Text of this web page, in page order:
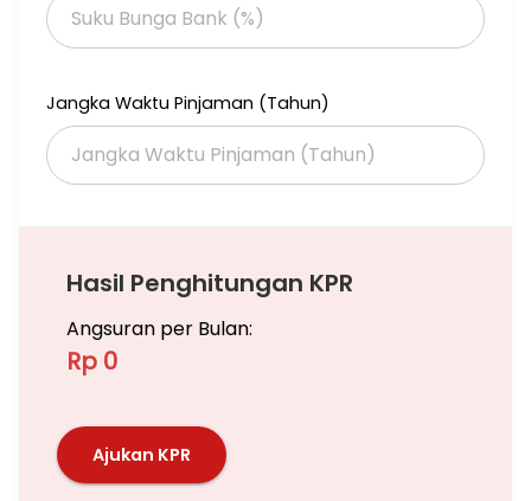
Jangka Waktu Pinjaman (Tahun)
Hasil Penghitungan KPR
Angsuran per Bulan:
Rp 0
Ajukan KPR